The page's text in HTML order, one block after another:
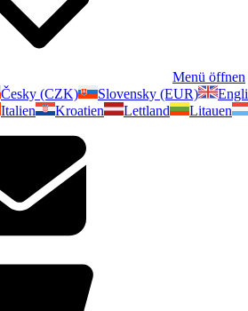
Menü öffnen
Česky (CZK) Slovensky (EUR)
Italien Kroatien Lettland Litauen